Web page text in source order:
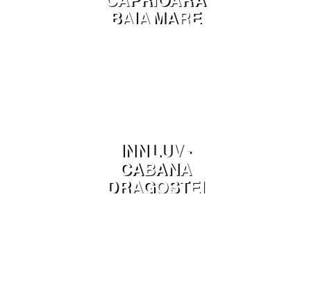
BAIA MARE
INN LUV -
CABANA
DRAGOSTEI